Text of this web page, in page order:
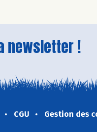
newsletter !
CGU Gestion des